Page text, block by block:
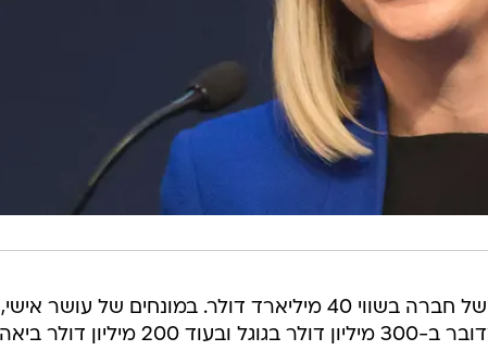
בגיל 39, מריסה מאייר היא המנכ"לית של חברה בשווי 40 מיליארד דולר. במונחים של עושר אישי,